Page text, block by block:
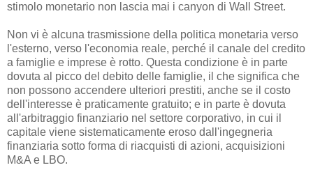
stimolo monetario non lascia mai i canyon di Wall Street.
Non vi è alcuna trasmissione della politica monetaria verso
l'esterno, verso l'economia reale, perché il canale del credito
a famiglie e imprese è rotto. Questa condizione è in parte
dovuta al picco del debito delle famiglie, il che significa che
non possono accendere ulteriori prestiti, anche se il costo
dell'interesse è praticamente gratuito; e in parte è dovuta
all'arbitraggio finanziario nel settore corporativo, in cui il
capitale viene sistematicamente eroso dall'ingegneria
finanziaria sotto forma di riacquisti di azioni, acquisizioni
M&A e LBO.